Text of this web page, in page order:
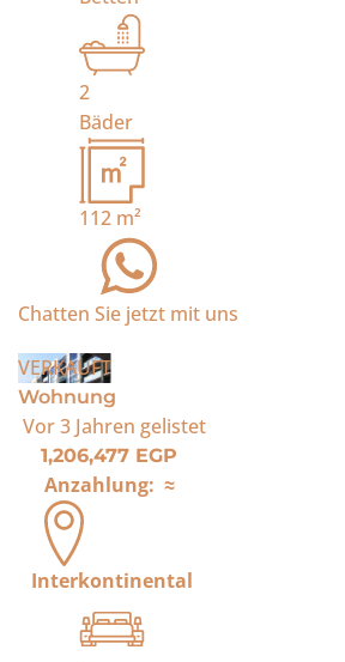
2
Bäder
112 m²
Chatten Sie jetzt mit uns
VERKAUFT
Wohnung
Vor 3 Jahren gelistet
1,206,477 EGP
Anzahlung: ≈
Interkontinental